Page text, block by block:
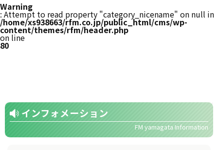
Warning
: Attempt to read property "category_nicename" on null in
/home/xs938663/rfm.co.jp/public_html/cms/wp-
content/themes/rfm/header.php
on line
80
インフォメーション
FM yamagata Information